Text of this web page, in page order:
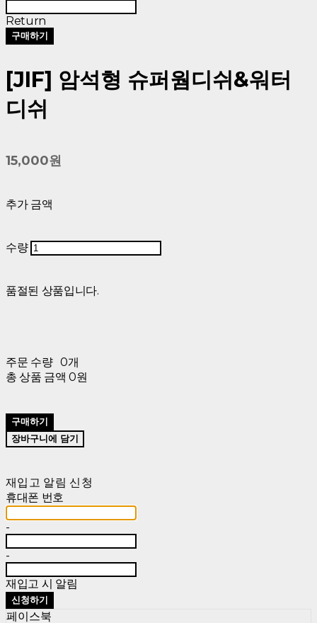
Return
구매하기
[JIF] 암석형 슈퍼웜디쉬&워터
디쉬
15,000원
추가 금액
수량
품절된 상품입니다.
주문 수량 0개
총 상품 금액 0원
구매하기
장바구니에 담기
재입고 알림 신청
휴대폰 번호
-
-
재입고 시 알림
신청하기
페이스북